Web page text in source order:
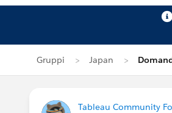
Gruppi Japan
Tableau Community